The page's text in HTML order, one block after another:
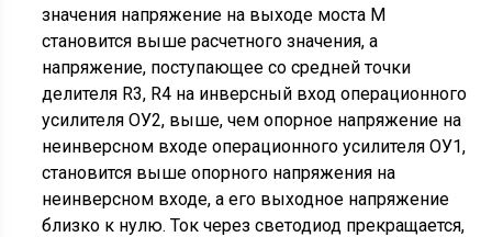
значения напряжение на выходе моста М
становится выше расчетного значения, а
напряжение, поступающее со средней точки
делителя R3, R4 на инверсный вход операционного
усилителя ОУ2, выше, чем опорное напряжение на
неинверсном входе операционного усилителя ОУ1,
становится выше опорного напряжения на
неинверсном входе, а его выходное напряжение
близко к нулю. Ток через светодиод прекращается,